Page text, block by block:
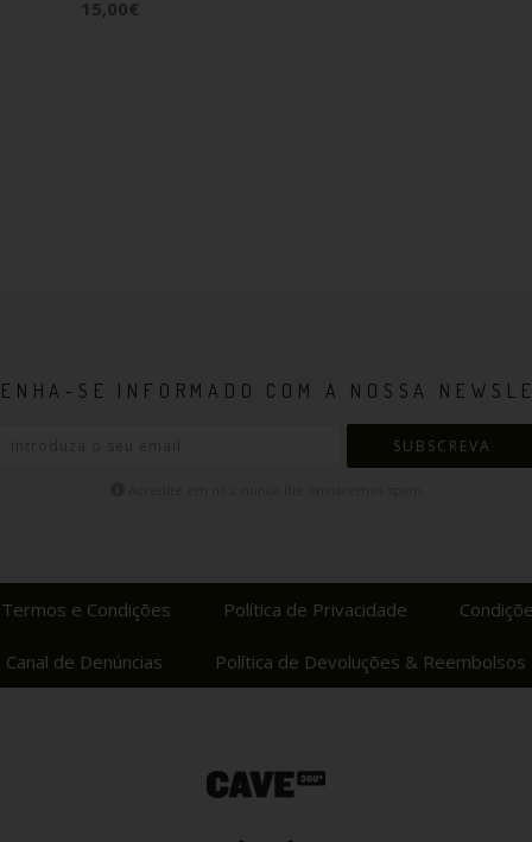
15,00€
SE INFORMADO COM A NOSSA
SUBSCREVA
Termos e Condições Política de Privacidade
Canal de Denúncias Política de Devoluções & Reembolsos